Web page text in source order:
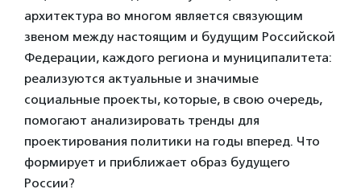
архитектура во многом является связующим
звеном между настоящим и будущим Российской
Федерации, каждого региона и муниципалитета:
реализуются актуальные и значимые
социальные проекты, которые, в свою очередь,
помогают анализировать тренды для
проектирования политики на годы вперед. Что
формирует и приближает образ будущего
России?